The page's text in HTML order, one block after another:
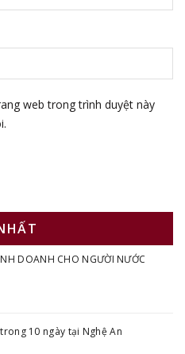
web trong trình duyệt này
DOANH CHO NGƯỜI NƯỚC
10 ngày tại Nghệ An